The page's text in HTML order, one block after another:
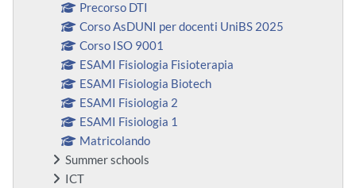
Precorso DTI
Corso AsDUNI per docenti UniBS 2025
Corso ISO 9001
ESAMI Fisiologia Fisioterapia
ESAMI Fisiologia Biotech
ESAMI Fisiologia 2
ESAMI Fisiologia 1
Matricolando
Summer schools
ICT